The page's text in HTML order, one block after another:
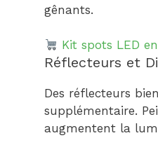
gênants.
Kit spots LED
Réflecteurs et
Des réflecteurs
supplémentaire.
augmentent la